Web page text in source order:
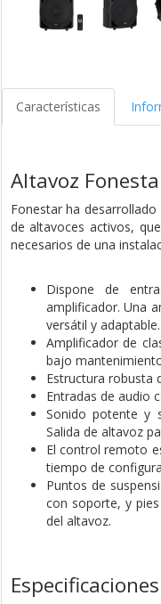
Características
Altavoz
Fonestar ha
de altavoces activos,
necesarios de una
Dispone de
amplificador. Una
versátil y adaptable.
Amplificador de
bajo
Estructura robusta
Entradas de audio
Sonido potente y
Salida de altavoz
El control remoto
tiempo de
Puntos de
con soporte, y
del altavoz.
Especificaciones